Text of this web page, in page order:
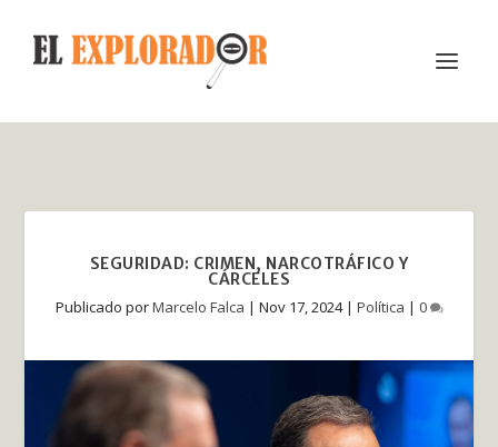
SEGURIDAD: CRIMEN, NARCOTRÁFICO Y C
ÁRCELES
Publicado porMarcelo Falca | Nov 17, 2024| Política | 0